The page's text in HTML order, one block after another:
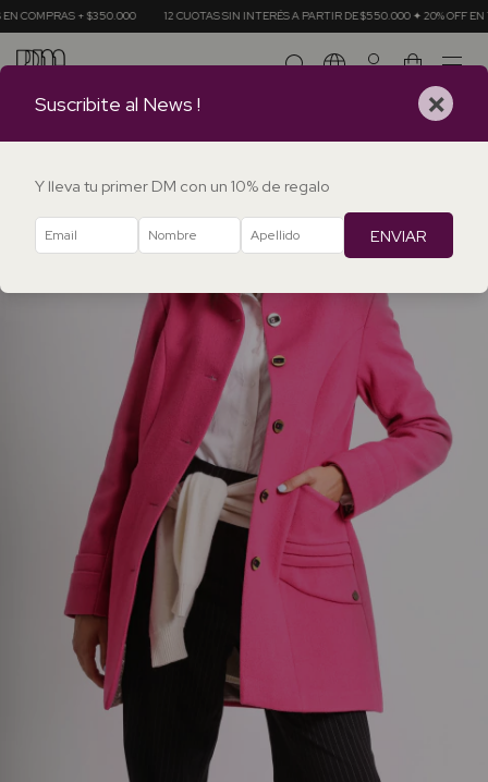
+ $350.000 12 CUOTAS SIN INTERÉS A PARTIR DE $550.000 ✦ 20% OFF EN
0
Suscribite al News ! ×
Y lleva tu primer DM con un 10% de regalo
ENVIAR